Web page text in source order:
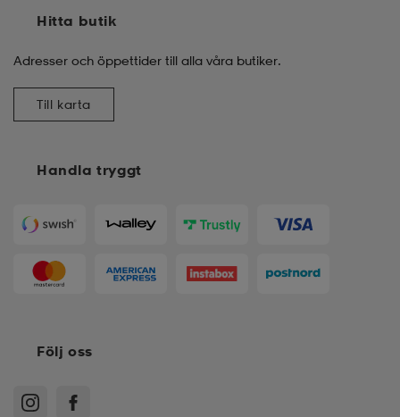
Handla tryggt
Hitta butik
Adresser och öppettider till alla våra butiker.
Till karta
Följ oss